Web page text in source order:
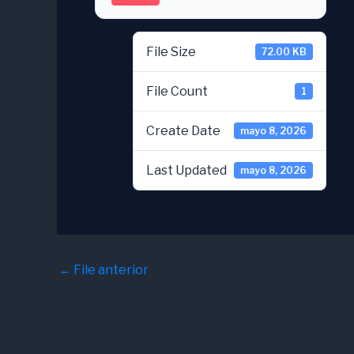
File Size 72.00 KB
File Count 1
Create Date mayo 8, 2026
Last Updated mayo 8, 2026
← File anterior